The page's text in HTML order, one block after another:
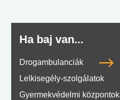
Ha baj van...
Drogambulanciák
Lelkisegély-szolgálatok
Gyermekvédelmi központok